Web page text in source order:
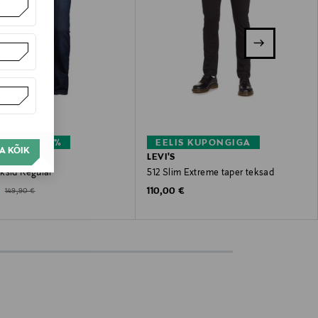
KÕIK
60%
Regular
Price
Original Price
149,90 €
EELIS KUPONGIGA
LEVI'S
512 Slim Extreme taper teksad
Original Price
110,00 €